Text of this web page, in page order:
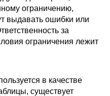
ограничению,
выдавать ошибки или
за
ограничения лежит
в качестве
существует